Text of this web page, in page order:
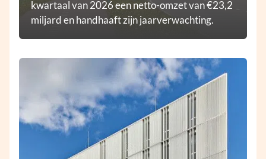
kwartaal van 2026 een netto-omzet van €23,2
miljard en handhaaft zijn jaarverwachting.